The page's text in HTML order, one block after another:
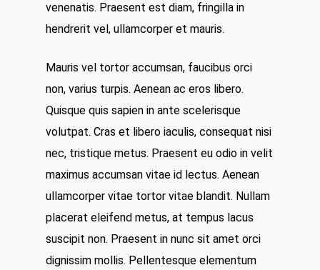
venenatis. Praesent est diam, fringilla in
hendrerit vel, ullamcorper et mauris.
Mauris vel tortor accumsan, faucibus orci
non, varius turpis. Aenean ac eros libero.
Quisque quis sapien in ante scelerisque
volutpat. Cras et libero iaculis, consequat nisi
nec, tristique metus. Praesent eu odio in velit
maximus accumsan vitae id lectus. Aenean
ullamcorper vitae tortor vitae blandit. Nullam
placerat eleifend metus, at tempus lacus
suscipit non. Praesent in nunc sit amet orci
dignissim mollis. Pellentesque elementum